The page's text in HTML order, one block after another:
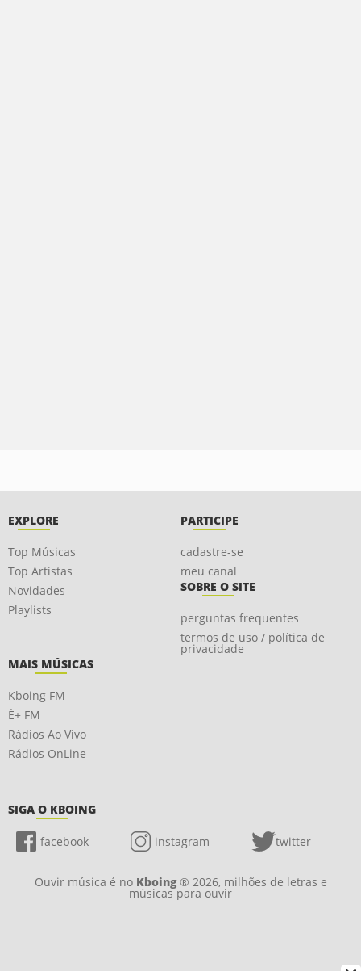
EXPLORE
Top Músicas
Top Artistas
Novidades
Playlists
PARTICIPE
cadastre-se
meu canal
SOBRE O SITE
perguntas frequentes
termos de uso / política de
privacidade
MAIS MÚSICAS
Kboing FM
É+ FM
Rádios Ao Vivo
Rádios OnLine
SIGA O KBOING
facebook instagram twitter
Ouvir música é no Kboing® 2026, milhões de letras e
músicas para ouvir